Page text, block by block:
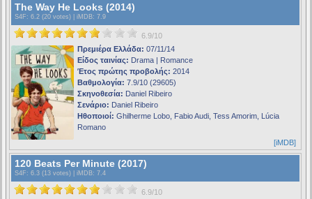
The Way He Looks (2014)
S4F : 6.2 (20 votes) | iMDB: 7.9
6.9/10
Πρεμιέρα Ελλάδα: 07/11/14
Είδος ταινίας: Drama | Romance
Έτος πρώτης προβολής: 2014
Βαθμολογία: 7.9/10 (29605)
Σκηνοθεσία: Daniel Ribeiro
Σενάριο: Daniel Ribeiro
Ηθοποιοί: Ghilherme Lobo, Fabio Audi, Tess Amorim, Lúcia
Romano
[iMDB]
120 Beats Per Minute (2017)
S4F : 6.3 (13 votes) | iMDB: 7.4
6.9/10